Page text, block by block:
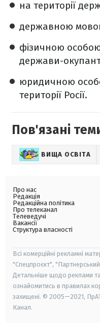
на території
державною
фізичною
держави-
юридичною
території Росії.
Пов'язані
ВИЩА ОСВІТА
Про нас
Редакція
Редакційна політика
Про телеканал
Телеведучі
Вакансії
Структура власності
Всі комерційні рекламні
"Спецпроєкт",
Детальніше щодо реклами
ознайомитись в правилах
захищені. © 2005—2021,
Канал.